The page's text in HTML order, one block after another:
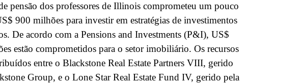
pensão dos professores de Illinois comprometeu um pouco
900 milhões para investir em estratégias de investimentos
De acordo com a Pensions and Investments (P&I), US$
estão comprometidos para o setor imobiliário. Os recursos
entre o Blackstone Real Estate Partners VIII, gerido
Group, e o Lone Star Real Estate Fund IV, gerido pela